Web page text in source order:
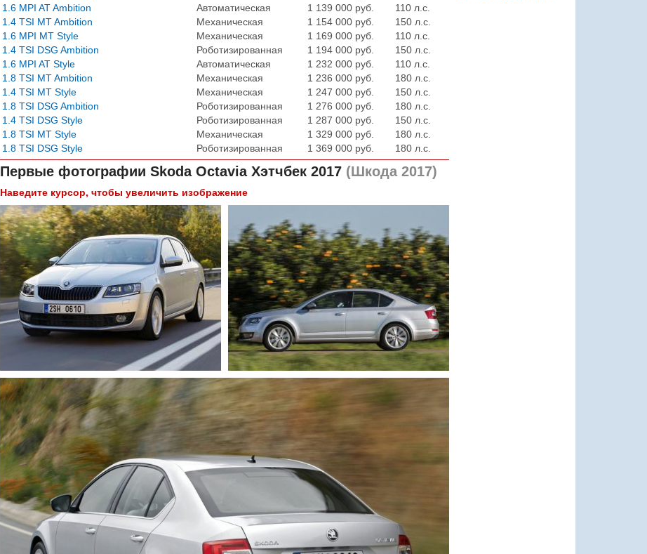
1.6 MPI AT Ambition
Автоматическая 1 139 000 руб.
110 л.с.
1.4 TSI MT Ambition
Механическая 1 154 000 руб.
150 л.с.
1.6 MPI MT Style
Механическая 1 169 000 руб.
110 л.с.
1.4 TSI DSG Ambition
Роботизированная 1 194 000 руб.
150 л.с.
1.6 MPI AT Style
Автоматическая 1 232 000 руб.
110 л.с.
1.8 TSI MT Ambition
Механическая 1 236 000 руб.
180 л.с.
1.4 TSI MT Style
Механическая 1 247 000 руб.
150 л.с.
1.8 TSI DSG Ambition
Роботизированная 1 276 000 руб.
180 л.с.
1.4 TSI DSG Style
Роботизированная 1 287 000 руб.
150 л.с.
1.8 TSI MT Style
Механическая 1 329 000 руб.
180 л.с.
1.8 TSI DSG Style
Роботизированная 1 369 000 руб. 180 л.с.
Первые фотографии Skoda Octavia Хэтчбек 2017(Шкода 2017)
Наведите курсор, чтобы увеличить изображение